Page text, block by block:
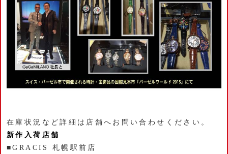
在庫状況など詳細は店舗へお問い合わせください。
新作入荷店舗
■GRACIS 札幌駅前店